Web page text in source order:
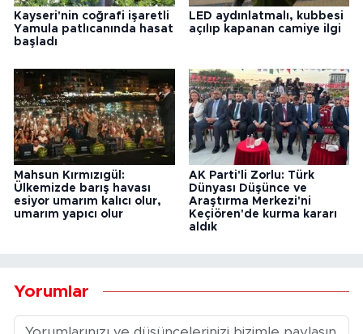
Kayseri'nin coğrafi işaretli
Yamula patlıcanında hasat
başladı
LED aydınlatmalı, kubbesi
açılıp kapanan camiye ilgi
Mahsun Kırmızıgül:
Ülkemizde barış havası
esiyor umarım kalıcı olur,
umarım yapıcı olur
AK Parti'li Zorlu: Türk
Dünyası Düşünce ve
Araştırma Merkezi'ni
Keçiören'de kurma kararı
aldık
Yorumlar